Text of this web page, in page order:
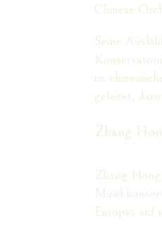
Chinese
Seine
im
geleitet,
Zhang
Zhang
Europas auf